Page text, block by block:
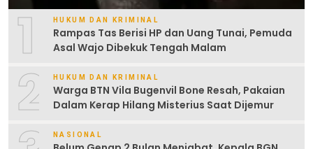
1 HUKUM DAN KRIMINAL
Rampas Tas Berisi HP dan Uang Tunai, Pemuda
Asal Wajo Dibekuk Tengah Malam
2 HUKUM DAN KRIMINAL
Warga BTN Vila Bugenvil Bone Resah, Pakaian
Dalam Kerap Hilang Misterius Saat Dijemur
NASIONAL